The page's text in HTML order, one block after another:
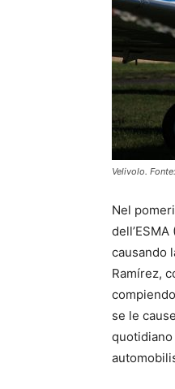
Velivolo.
Nel
causando
Ramírez,
se le